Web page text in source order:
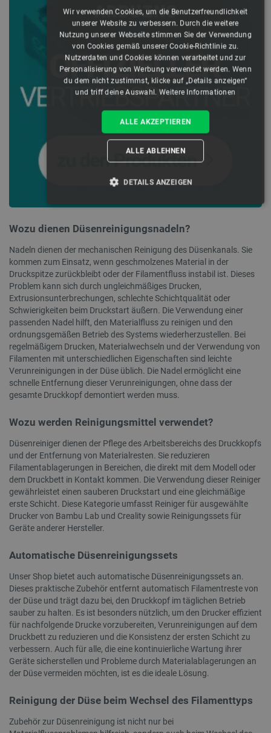
Wozu dienen Düsenreinigungsnadeln?
Nadeln dienen der mechanischen Reinigung des Düsenkanals. Sie
kommen zum Einsatz, wenn geschmolzenes Material in der
Druckspitze zurückbleibt oder der Filamentfluss instabil ist. Dieses
Problem kann sich durch ungleichmäßiges Drucken,
Extrusionsunterbrechungen, schlechte Schichtqualität oder
Schwierigkeiten beim Druckstart äußern. Die Verwendung einer
passenden Nadel hilft, den Materialfluss zu reinigen und den
ordnungsgemäßen Betrieb des Systems wiederherzustellen. Bei
regelmäßigem Drucken, Materialwechseln und der Verwendung von
Filamenten mit unterschiedlichen Eigenschaften sind leichte
Verunreinigungen in der Düse üblich. Die Nadel ermöglicht eine
schnelle Entfernung dieser Verunreinigungen, ohne dass der
gesamte Druckkopf demontiert werden muss.
Wozu werden Reinigungsmittel verwendet?
Düsenreiniger dienen der Pflege des Arbeitsbereichs des Druckkopfs
und der Entfernung von Materialresten. Sie reduzieren
Filamentablagerungen in Bereichen, die direkt mit dem Modell oder
dem Druckbett in Kontakt kommen. Die Verwendung dieser Reiniger
gewährleistet einen sauberen Druckstart und eine gleichmäßige
erste Schicht. Diese Kategorie umfasst Reiniger für ausgewählte
Drucker von Bambu Lab und Creality sowie Reinigungssets für
Geräte anderer Hersteller.
Automatische Düsenreinigungssets
Unser Shop bietet auch automatische Düsenreinigungssets an.
Dieses praktische Zubehör entfernt automatisch Filamentreste von
der Düse und trägt dazu bei, den Druckkopf im täglichen Betrieb
sauber zu halten. Es ist besonders nützlich, um den Drucker effizient
für nachfolgende Drucke vorzubereiten, Verunreinigungen auf dem
Druckbett zu reduzieren und die Konsistenz der ersten Schicht zu
verbessern. Auch für alle, die eine kontinuierliche Wartung ihrer
Geräte sicherstellen und Probleme durch Materialablagerungen an
der Düse vermeiden möchten, ist es die ideale Lösung.
Reinigung der Düse beim Wechsel des Filamenttyps
Zubehör zur Düsenreinigung ist nicht nur bei
Wir verwenden Cookies, um die Benutzerfreundlichkeit
unserer Website zu verbessern. Durch die weitere
Nutzung unserer Webseite stimmen Sie der Verwendung
von Cookies gemäß unserer Cookie-Richtlinie zu.
Nutzerdaten und Cookies können verarbeitet und zur
Personalisierung von Werbung verwendet werden. Wenn
du dem nicht zustimmst, klicke auf „Details anzeigen“
und triff deine Auswahl.Weitere Informationen
ALLE AKZEPTIEREN
ALLE ABLEHNEN
DETAILS ANZEIGEN
UNBEDINGT ERFORDERLICH
FUNKTIONALITÄT
Unbedingt erforderlich Performance Targeting
Funktionalität
Unbedingt erforderliche Cookies ermöglichen wesentliche
Kernfunktionen der Website wie die Benutzeranmeldung
und die Kontoverwaltung. Ohne die unbedingt erforderlichen
Cookies kann die Website nicht ordnungsgemäß verwendet
werden.
Name
VISITOR_PRIVACY_METADATA
YouTube
critAccountId
botland.de
Datenschutzerklärung von Google